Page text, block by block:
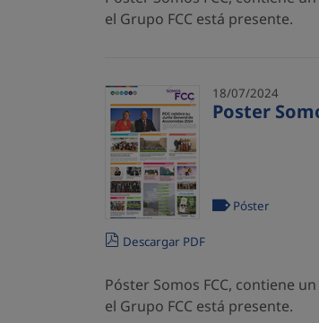
el Grupo FCC está presente.
18/07/2024
Poster
Descargar PDF
Póster
Póster Somos FCC, contiene
el Grupo FCC está presente.